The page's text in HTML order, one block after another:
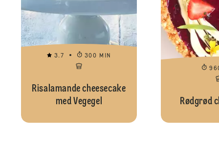
3.7 300 MIN
Risalamande cheesecake
med Vegegel
Rødgrød